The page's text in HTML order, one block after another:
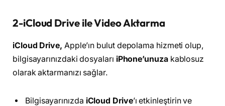
2-iCloud Drive ile Video Aktarma
iCloud Drive, Apple’ın bulut depolama hizmeti olup,
bilgisayarınızdaki dosyaları iPhone’unuza kablosuz
olarak aktarmanızı sağlar.
Bilgisayarınızda iCloud Drive’ı etkinleştirin ve